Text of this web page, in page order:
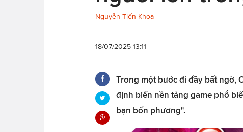
Nguyễn Tiến Khoa
18/07/2025 13:11
Trong một bước đi đầy bất ngờ,
định biến nền tảng game phổ
bạn bốn phương".